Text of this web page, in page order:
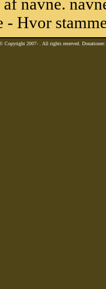
navne.
- Hvor
Copyright 2007- . All rights reserved.